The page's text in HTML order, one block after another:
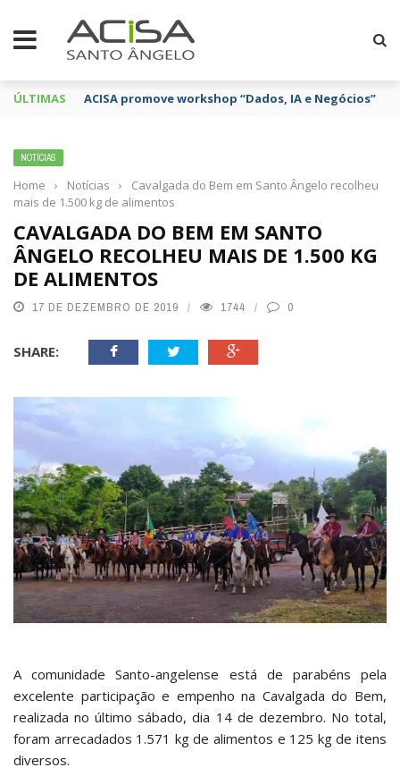
ÚLTIMAS ACISA promove workshop “Dados, IA e Negócios”
NOTÍCIAS
Home › Notícias ›
Cavalgada do Bem em Santo Ângelo recolheu
mais de 1.500 kg de alimentos
CAVALGADA DO BEM EM SANTO
ÂNGELO RECOLHEU MAIS DE 1.500 KG
DE ALIMENTOS
17 DE DEZEMBRO DE 2019 1744 0
SHARE:
A comunidade Santo-angelense está de parabéns pela
excelente participação e empenho na Cavalgada do Bem,
realizada no último sábado, dia 14 de dezembro. No total,
foram arrecadados 1.571 kg de alimentos e 125 kg de itens
diversos.